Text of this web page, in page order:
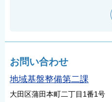
お問い合わせ
地域基盤整備第二課
大田区蒲田本町二丁目1番1号